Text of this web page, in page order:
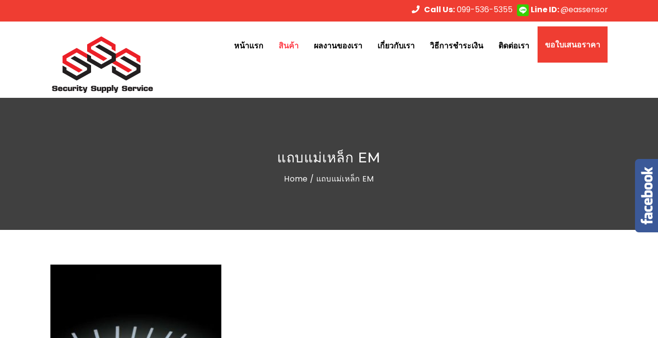
Call Us:099-536-5355 Line ID:@eassensor
หน้าแรก สินค้า ผลงานของเรา เกี่ยวกับเรา วิธีการชำระเงิน ติดต่อเรา ขอใบเสนอราคา
แถบแม่เหล็ก EM
Home / แถบแม่เหล็ก EM